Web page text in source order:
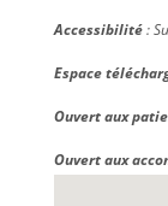
Accessibilité:
Espace
Ouvert aux
Ouvert aux